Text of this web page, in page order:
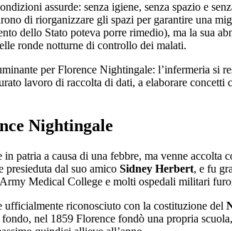
assurde: senza igiene, senza spazio e
di riorganizzare gli spazi per garantire una
dello Stato poteva porre rimedio), ma la sua
ronde notturne di controllo dei malati.
per Florence Nightingale: l’infermeria si
lavoro di raccolta di dati, a elaborare
Nightingale
in patria a causa di una febbre, ma venne accolta
presieduta dal suo amico Sidney Herbert, e fu
Medical College e molti ospedali militari
riconosciuto con la costituzione del
nel 1859 Florence fondò una propria